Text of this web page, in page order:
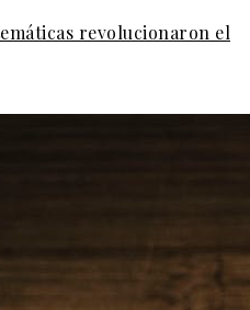
revolucionaron el